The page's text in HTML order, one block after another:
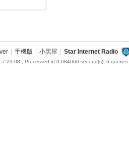
手機版 小黑屋 Star Internet Radio
7 23:08 , Processed in 0.084060 second(s), 6 queries .